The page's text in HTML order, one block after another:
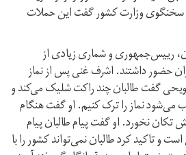
وزارت کشور گفت این حملات
رییس‌جمهوری و شماری زیادی از
حضور داشتند. اشرف غنی پس از نماز
گفت طالبان چند راکت شلیک می‌کند و
نماز را ترک کنیم. او گفت هنگام
تکان نخورد. او گفت پیام طالبان پیام
و تاکید کرد طالبان نمی‌تواند کشور را با